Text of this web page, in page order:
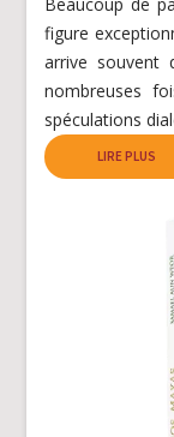
figure
arrive souvent
nombreuses
spéculations
LIRE PLUS